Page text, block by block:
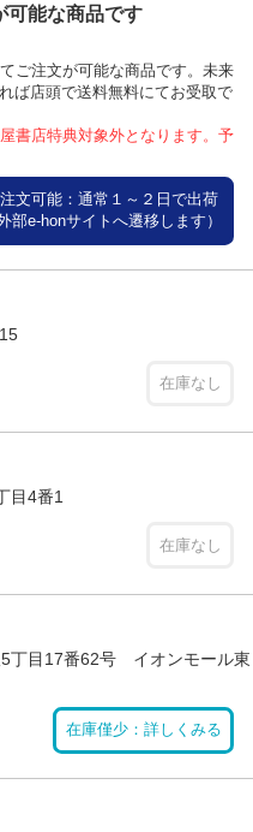
可能な商品です
ご注文が可能な商品です。未来
ば店頭で送料無料にてお受取で
書店特典対象外となります。予
文可能：通常１～２日で出荷
外部e-honサイトへ遷移します）
在庫なし
目4番1
在庫なし
丁目17番62号 イオンモール東
在庫僅少：詳しくみる